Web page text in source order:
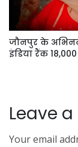
जौनपुर के अभिनव
इंडिया रैंक
Leave
Your email